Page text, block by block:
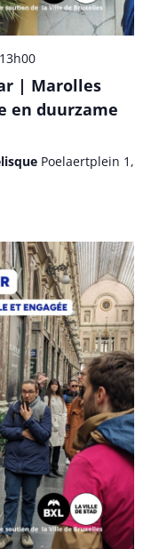
13h00
| Marolles
en duurzame
Poelaertplein 1,